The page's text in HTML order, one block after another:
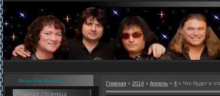
Menu Site Rainbow Главная » 2014 » Апрель » 4 » Что будет в